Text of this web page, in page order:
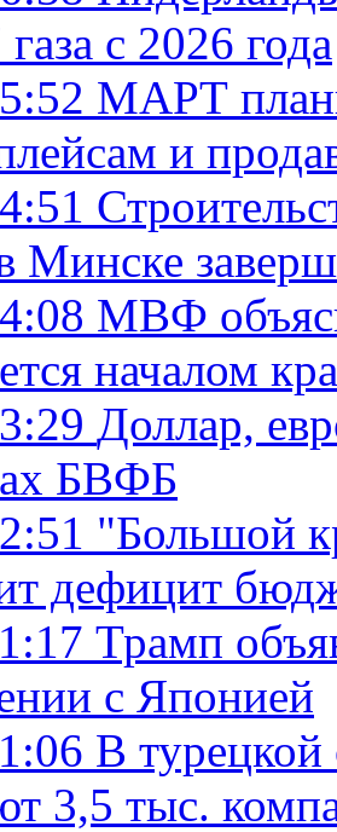
с 2026 года
МАРТ
и
Минске
МВФ
началом
Доллар,
БВФБ
"Большой
дефицит
Трамп
с Японией
В
3,5 тыс.